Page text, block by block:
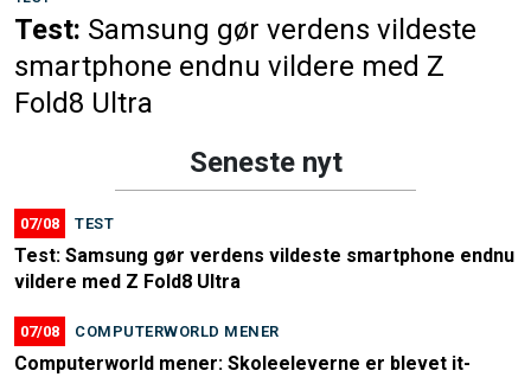
Test: Samsung gør verdens vildeste
smartphone endnu vildere med Z
Fold8 Ultra
Seneste nyt
07/08 TEST
Test: Samsung gør verdens vildeste smartphone endnu
vildere med Z Fold8 Ultra
07/08 COMPUTERWORLD MENER
Computerworld mener: Skoleeleverne er blevet it-